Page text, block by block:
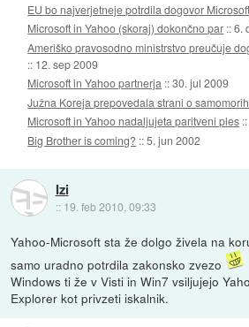
EU bo najverjetneje potrdila dogovor
Microsoft in Yahoo (skoraj) dokončno par ::6.
Ameriško pravosodno ministrstvo preučuje
:: 12. sep 2009
Microsoft in Yahoo partnerja ::30. jul 2009
Južna Koreja prepovedala strani o samomorih
Microsoft in Yahoo nadaljujeta paritveni ples ::
Big Brother is coming? ::5. jun 2002
Izi
:: 19. feb 2010, 09:33
Yahoo-Microsoft sta že dolgo živela na
samo uradno potrdila zakonsko zvezo
Windows ti že v Visti in Win7 vsiljujejo
Explorer kot privzeti iskalnik.